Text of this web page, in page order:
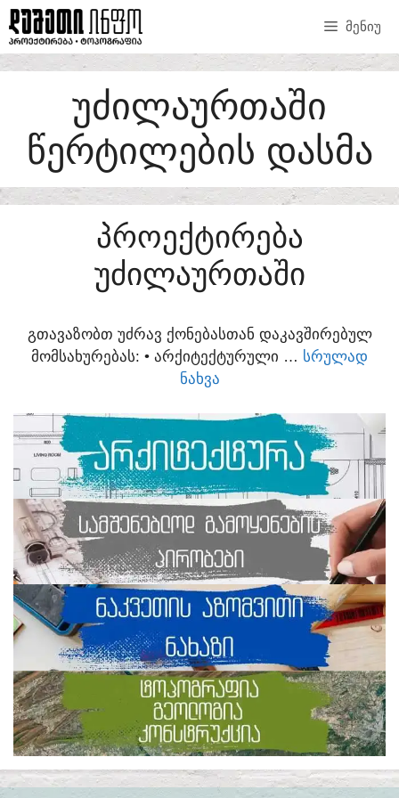
SKIP
TO
CONTENT
ᲛᲔᲜᲘᲣ
ᲣᲫᲘᲚᲐᲣᲠᲗᲐᲨᲘ
ᲬᲔᲠᲢᲘᲚᲔᲑᲘᲡ ᲓᲐᲡᲛᲐ
ᲞᲠᲝᲔᲥᲢᲘᲠᲔᲑᲐ
ᲣᲫᲘᲚᲐᲣᲠᲗᲐᲨᲘ
ᲒᲗᲐᲕᲐᲖᲝᲑᲗ ᲣᲫᲠᲐᲕ ᲥᲝᲜᲔᲑᲐᲡᲗᲐᲜ ᲓᲐᲙᲐᲕᲨᲘᲠᲔᲑᲣᲚ
ᲛᲝᲛᲡᲐᲮᲣᲠᲔᲑᲐᲡ:​ • ᲐᲠᲥᲘᲢᲔᲥᲢᲣᲠᲣᲚᲘ … ᲡᲠᲣᲚᲐᲓ
ᲜᲐᲮᲕᲐ